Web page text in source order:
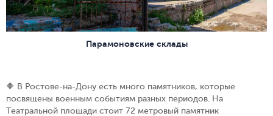
Парамоновские склады
🔶 В Ростове-на-Дону есть много памятников, которые
посвящены военным событиям разных периодов. На
Театральной площади стоит 72 метровый памятник